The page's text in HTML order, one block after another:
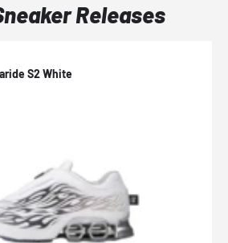
Releases
S2 White